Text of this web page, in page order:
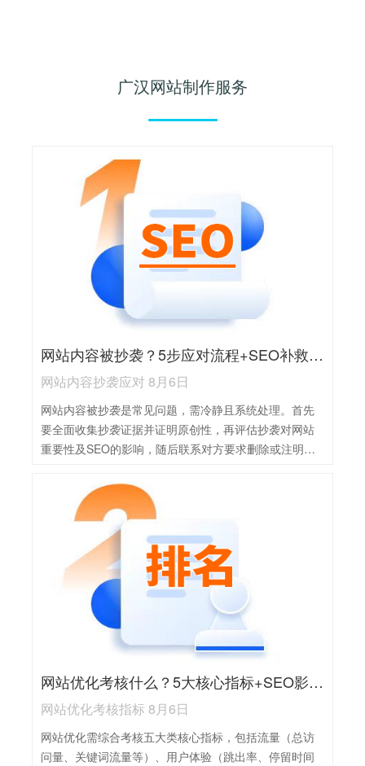
广汉网站制作服务
网站内容被抄袭？5步应对流程+SEO补救全攻略
网站内容抄袭应对 8月6日
网站内容被抄袭是常见问题，需冷静且系统处理。首先
要全面收集抄袭证据并证明原创性，再评估抄袭对网站
重要性及SEO的影响，随后联系对方要求删除或注明出
径。同时需通过SEO措施补救损失，后续还要加强内容
保护，避免再次被侵权。
网站优化考核什么？5大核心指标+SEO影响全解析
网站优化考核指标 8月6日
网站优化需综合考核五大类核心指标，包括流量（总访
问量、关键词流量等）、用户体验（跳出率、停留时间